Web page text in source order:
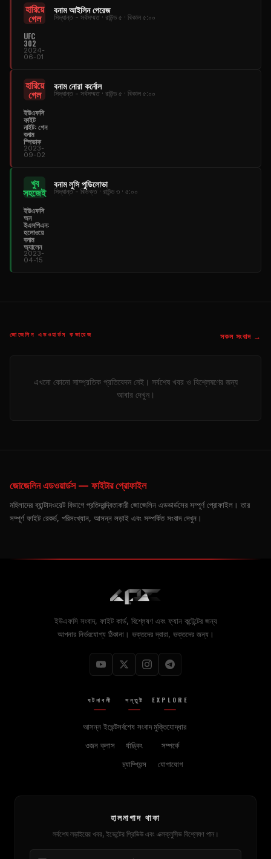
হারিয়ে
গেল
বনাম আইলিন পেরেজ
সিদ্ধান্ত - সর্বসম্মত · রাউন্ড ৫ · বিকাল ৫:০০
UFC
302
2024-
06-01
হারিয়ে
গেল
বনাম নোরা কর্নোল
সিদ্ধান্ত - সর্বসম্মত · রাউন্ড ৫ · বিকাল ৫:০০
ইউএফসি
ফাইট
নাইট: গেন
বনাম
স্পিভাক
2023-
09-02
খুব
সহজেই
বনাম লুসি পুডিলোভা
সিদ্ধান্ত - বিভক্ত · রাউন্ড ৩ · ৫:০০
ইউএফসি
অন
ইএসপিএন:
হলোওয়ে
বনাম
অ্যালেন
2023-
04-15
জোজেলিন এডওয়ার্ডস কভারেজ সকল সংবাদ →
এখনো কোনো সাম্প্রতিক প্রতিবেদন নেই। সর্বশেষ খবর ও বিশ্লেষণের জন্য
আবার দেখুন।
জোজেলিন এডওয়ার্ডস — ফাইটার প্রোফাইল
মহিলাদের ব্যান্টামওয়েট বিভাগে প্রতিদ্বন্দ্বিতাকারী জোজেলিন এডভার্ডসের সম্পূর্ণ প্রোফাইল। তার
সম্পূর্ণ ফাইট রেকর্ড, পরিসংখ্যান, আসন্ন লড়াই এবং সম্পর্কিত সংবাদ দেখুন।
ইউএফসি সংবাদ, ফাইট কার্ড, বিশ্লেষণ এবং ফ্যান কন্টেন্টের জন্য
আপনার নির্ভরযোগ্য ঠিকানা। ভক্তদের দ্বারা, ভক্তদের জন্য।
ঘটনাবলী
আসন্ন ইভেন্ট
ওজন ক্লাস
সন্তুষ্ট
সর্বশেষ সংবাদ
র্যাঙ্কিং
চ্যাম্পিয়ন্স
EXPLORE
মুক্তিযোদ্ধার
সম্পর্কে
যোগাযোগ
হালনাগাদ থাকা
সর্বশেষ লড়াইয়ের খবর, ইভেন্টের প্রিভিউ এবং এক্সক্লুসিভ বিশ্লেষণ পান।